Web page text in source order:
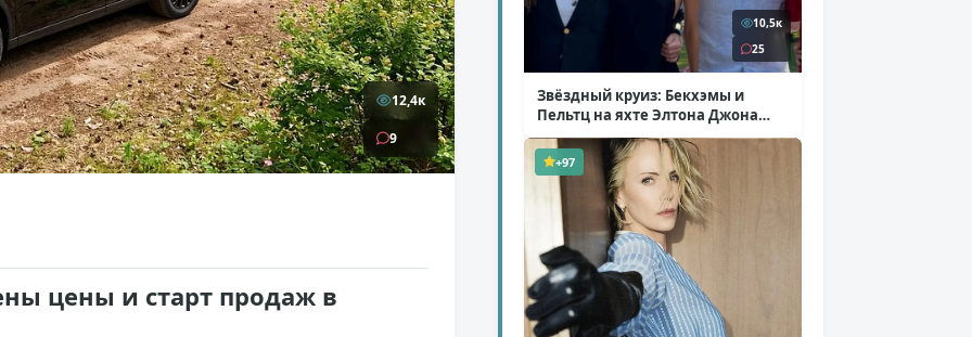
12,4к
9
цены и старт продаж в
10,5к
25
Звёздный круиз: Бекхэмы и
Пельтц на яхте Элтона Джона
( 12 фото )
+97